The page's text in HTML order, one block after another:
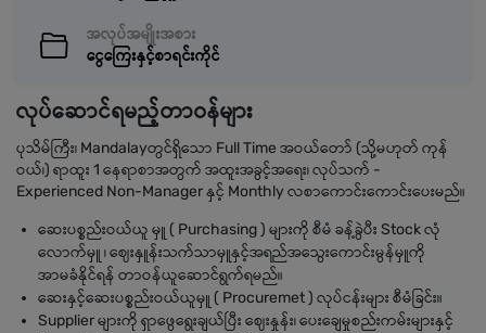
အလုပ်အမျိုးအစား
ငွေကြေးနှင့်စာရင်းကိုင်
လုပ်ဆောင်ရမည့်တာဝန်များ
ပုသိမ်ကြီး၊ Mandalayတွင်ရှိသော Full Time အဝယ်တော် (သို့မဟုတ် ကုန်
ဝယ်၊) ရာထူး 1 နေရာစာအတွက် အထူးအခွင့်အရေး၊ လုပ်သက် -
Experienced Non-Manager နှင့် Monthly လစာကောင်းကောင်းပေးမည်။
ဆေးပစ္စည်းဝယ်ယူ မှူ ( Purchasing ) များကို စီမံ ခန့်ခွဲပီး Stock လုံ
လောက်မှူ ၊ ဈေးနှူန်းသက်သာမှူနှင့်အရည်အသွေးကောင်းမွန်မှူကို
အာမခံနိုင်ရန် တာဝန်ယူဆောင်ရွက်ရမည်။
ဆေးနှင့်ဆေးပစ္စည်းဝယ်ယူမှူ ( Procuremet ) လုပ်ငန်းများ စီမံခြင်း။
Supplier များကို ရှာဖွေရွေးချယ်ပြီး ဈေးနှုန်း၊ ပေးချေမှုစည်းကမ်းများနှင့်